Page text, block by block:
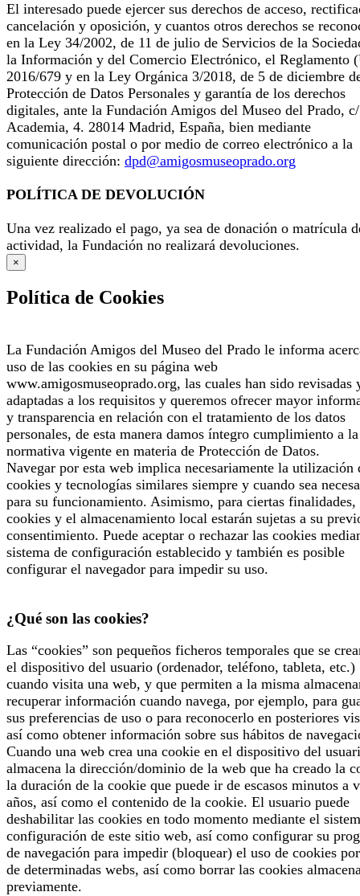
El interesado puede ejercer sus derechos de acceso,
cancelación y oposición, y cuantos otros derechos se
en la Ley 34/2002, de 11 de julio de Servicios de la
la Información y del Comercio Electrónico, el Reglamento
2016/679 y en la Ley Orgánica 3/2018, de 5 de diciembre
Protección de Datos Personales y garantía de los derechos
digitales, ante la Fundación Amigos del Museo del Prado,
Academia, 4. 28014 Madrid, España, bien mediante
comunicación postal o por medio de correo electrónico a la
siguiente dirección: dpd@amigosmuseoprado.org
POLÍTICA DE DEVOLUCIÓN
Una vez realizado el pago, ya sea de donación o matrícula
actividad, la Fundación no realizará devoluciones.
×
Política de Cookies
La Fundación Amigos del Museo del Prado le informa
uso de las cookies en su página web
www.amigosmuseoprado.org, las cuales han sido revisadas
adaptadas a los requisitos y queremos ofrecer mayor
y transparencia en relación con el tratamiento de los datos
personales, de esta manera damos íntegro cumplimiento a la
normativa vigente en materia de Protección de Datos.
Navegar por esta web implica necesariamente la utilización
cookies y tecnologías similares siempre y cuando sea
para su funcionamiento. Asimismo, para ciertas finalidades,
cookies y el almacenamiento local estarán sujetas a su
consentimiento. Puede aceptar o rechazar las cookies
sistema de configuración establecido y también es posible
configurar el navegador para impedir su uso.
¿Qué son las cookies?
Las “cookies” son pequeños ficheros temporales que se
el dispositivo del usuario (ordenador, teléfono, tableta, etc.)
cuando visita una web, y que permiten a la misma
recuperar información cuando navega, por ejemplo, para
sus preferencias de uso o para reconocerlo en posteriores
así como obtener información sobre sus hábitos de
Cuando una web crea una cookie en el dispositivo del
almacena la dirección/dominio de la web que ha creado la
la duración de la cookie que puede ir de escasos minutos a
años, así como el contenido de la cookie. El usuario puede
deshabilitar las cookies en todo momento mediante el
configuración de este sitio web, así como configurar su
de navegación para impedir (bloquear) el uso de cookies
de determinadas webs, así como borrar las cookies
previamente.